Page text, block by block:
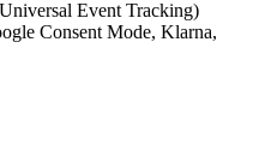
Event Tracking)
Consent Mode, Klarna,